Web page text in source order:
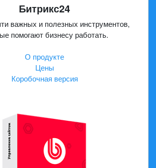
Битрикс24
важных и полезных инструментов,
помогают бизнесу работать.
О продукте
Цены
Коробочная версия